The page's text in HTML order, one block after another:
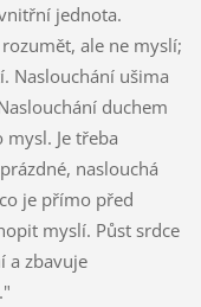
jednota.
ale ne myslí;
Naslouchání ušima
duchem
Je třeba
naslouchá
je přímo před
myslí. Půst srdce
a zbavuje